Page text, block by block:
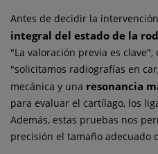
Antes de decidir la
integral del estado de la
"La valoración previa es
"solicitamos radiografías en
mecánica y una resonancia
para evaluar el cartílago, los
Además, estas pruebas nos
precisión el tamaño adecuado